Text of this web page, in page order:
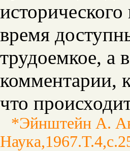
время
трудоемкое, а
комментарии,
что
*Эйнштейн А.